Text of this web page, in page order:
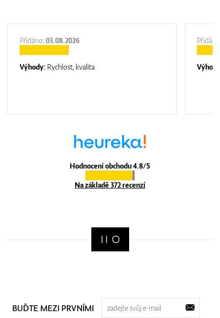
Hodnocení obchodu 4.8/5
Na základě 372 recenzí
Přidáno: 03.08.2026
Výhody: Rychlost, kvalita
BUĎTE MEZI PRVNÍMI